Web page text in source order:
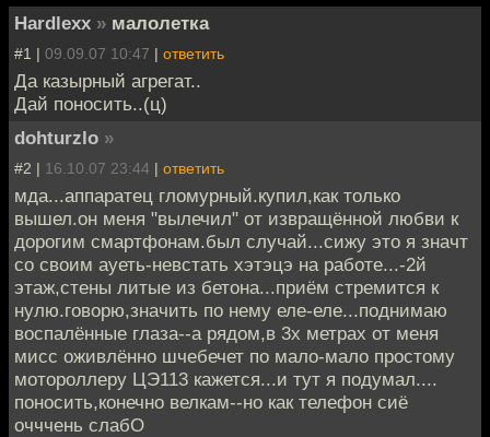
Hardlexx » малолетка
#1 | 09.09.07 10:47 | ответить
Да казырный агрегат..
Дай поносить..(ц)
dohturzlo »
#2 | 16.10.07 23:44 | ответить
мда...аппаратец гломурный.купил,как только
вышел.он меня "вылечил" от извращённой любви к
дорогим смартфонам.был случай...сижу это я значт
со своим ауеть-невстать хэтэцэ на работе...-2й
этаж,стены литые из бетона...приём стремится к
нулю.говорю,значить по нему еле-еле...поднимаю
воспалённые глаза--а рядом,в 3х метрах от меня
мисс оживлённо шчебечет по мало-мало простому
мотороллеру ЦЭ113 кажется...и тут я подумал....
поносить,конечно велкам--но как телефон сиё
очччень слабО